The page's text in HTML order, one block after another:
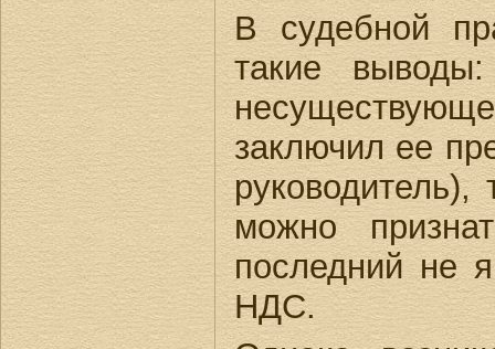
В судебной
такие
заключил ее
руководитель),
можно
последний не
НДС.